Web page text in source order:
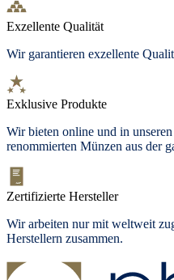
Exzellente Qualität
Wir garantieren exzellente
Exklusive Produkte
Wir bieten online und in
renommierten Münzen aus der
Zertifizierte Hersteller
Wir arbeiten nur mit weltweit
Herstellern zusammen.